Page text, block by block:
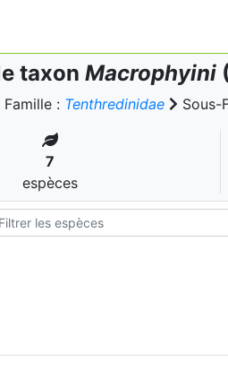
taxon Macrophyini
Famille : Tenthredinidae Sous-
7
espèces